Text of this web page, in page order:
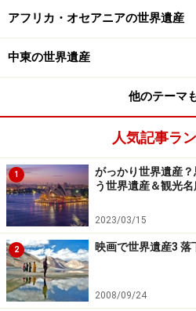
光。赤いステンドグラスから
シャルトルブルーが神々しい主祭
「はじめに神は天と地とを創
虚しく、闇と神の霊が水面を
れ』といわれた。すると光が
て、『よし』といわれた」（
り）
光とはすなわち神。だから教
を表現するために様々な工夫を
後から、より多くの光を求め
アフリカ・オセアニアの世界遺産
中東の世界遺産
他のテーマ
人気記事ラ
1
がっかり世界遺産
う世界遺産＆観光名
2023/03/15
2 映画で世界遺産3 落
2008/09/24